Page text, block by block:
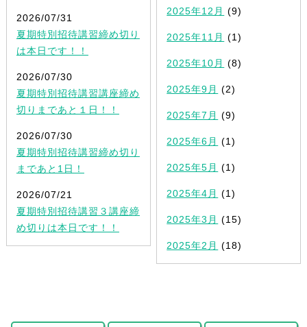
2026/07/31
夏期特別招待講習締め切り
は本日です！！
2026/07/30
夏期特別招待講習講座締め
切りまであと１日！！
2026/07/30
夏期特別招待講習締め切り
まであと1日！
2026/07/21
夏期特別招待講習３講座締
め切りは本日です！！
2025年12月 (9)
2025年11月 (1)
2025年10月 (8)
2025年9月 (2)
2025年7月 (9)
2025年6月 (1)
2025年5月 (1)
2025年4月 (1)
2025年3月 (15)
2025年2月 (18)